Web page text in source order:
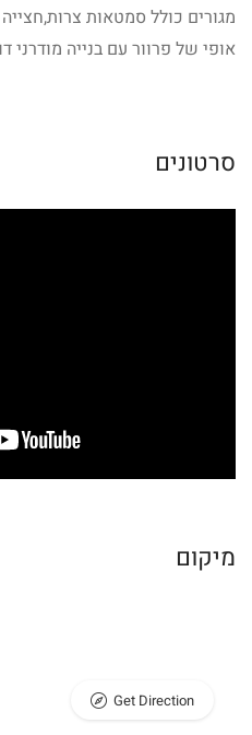
מגורים כולל סמטאות
אופי של פרוור עם בנייה מודרני
סרטונים
מיקום
Get Direction